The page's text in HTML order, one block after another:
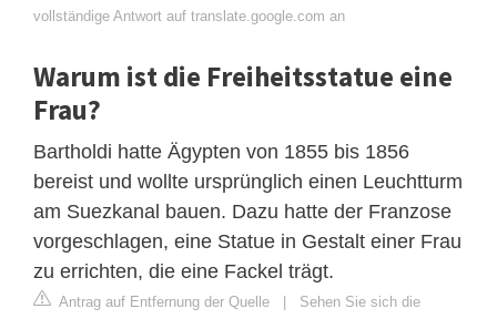
vollständige Antwort auf translate.google.com an
Warum ist die Freiheitsstatue eine
Frau?
Bartholdi hatte Ägypten von 1855 bis 1856
bereist und wollte ursprünglich einen Leuchtturm
am Suezkanal bauen. Dazu hatte der Franzose
vorgeschlagen, eine Statue in Gestalt einer Frau
zu errichten, die eine Fackel trägt.
Antrag auf Entfernung der Quelle | Sehen Sie sich die